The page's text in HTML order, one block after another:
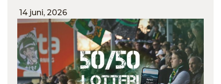
14 juni, 2026